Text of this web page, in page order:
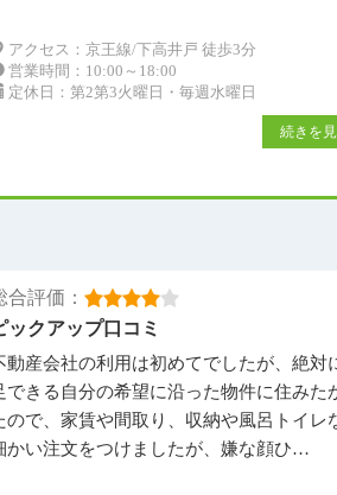
アクセス：京王線/下高井戸 徒歩3分
営業時間：10:00～18:00
定休日：第2第3火曜日・毎週水曜日
続きを
合評価：
ックアップ口コミ
動産会社の利用は初めてでしたが、絶対
できる自分の希望に沿った物件に住みた
ので、家賃や間取り、収納や風呂トイレ
かい注文をつけましたが、嫌な顔ひ…